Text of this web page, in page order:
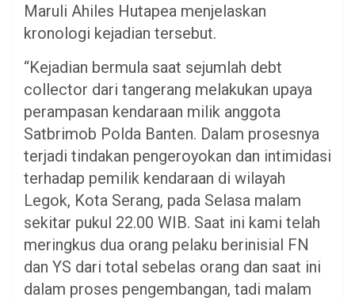
Maruli Ahiles Hutapea menjelaskan
kronologi kejadian tersebut.
“Kejadian bermula saat sejumlah debt
collector dari tangerang melakukan upaya
perampasan kendaraan milik anggota
Satbrimob Polda Banten. Dalam prosesnya
terjadi tindakan pengeroyokan dan intimidasi
terhadap pemilik kendaraan di wilayah
Legok, Kota Serang, pada Selasa malam
sekitar pukul 22.00 WIB. Saat ini kami telah
meringkus dua orang pelaku berinisial FN
dan YS dari total sebelas orang dan saat ini
dalam proses pengembangan, tadi malam